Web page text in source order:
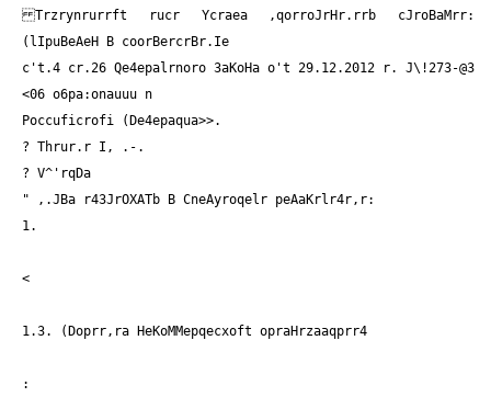
Trzrynrurrft rucr Ycraea ,qorroJrHr.rrb cJroBaMrr:
(lIpuBeAeH B coorBercrBr.Ie
c't.4 cr.26 Qe4epalrnoro 3aKoHa o't 29.12.2012 r. J\!273-@3
<06 o6pa:onauuu n
Poccuficrofi (De4epaqua>>.
? Thrur.r I, .-.
? V^'rqDa
" ,.JBa r43JrOXATb B CneAyroqelr peAaKrlr4r,r:
1.
<
1.3. (Doprr,ra HeKoMMepqecxoft opraHrzaaqprr4
: